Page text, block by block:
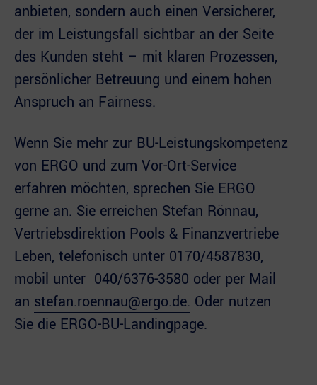
anbieten, sondern auch einen Versicherer,
der im Leistungsfall sichtbar an der Seite
des Kunden steht – mit klaren Prozessen,
persönlicher Betreuung und einem hohen
Anspruch an Fairness.
Wenn Sie mehr zur BU-Leistungskompetenz
von ERGO und zum Vor-Ort-Service
erfahren möchten, sprechen Sie ERGO
gerne an. Sie erreichen Stefan Rönnau,
Vertriebsdirektion Pools & Finanzvertriebe
Leben, telefonisch unter 0170/4587830,
mobil unter 040/6376-3580 oder per Mail
an stefan.roennau@ergo.de. Oder nutzen
Sie die ERGO-BU-Landingpage.